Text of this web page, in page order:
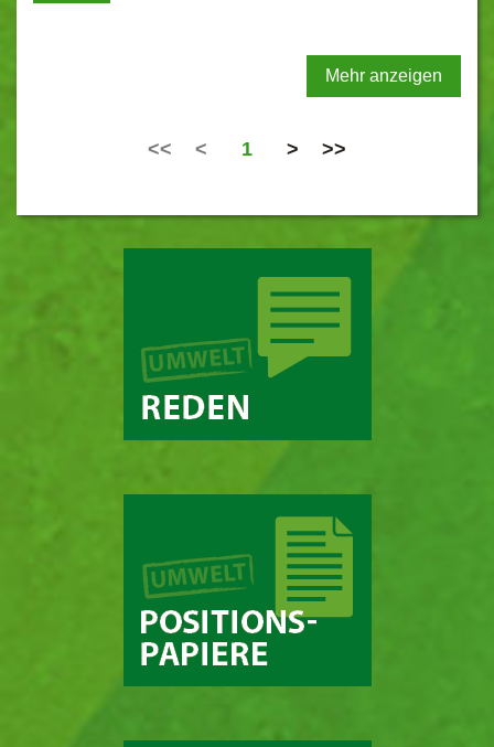
Mehr anzeigen
<< < 1 > >>